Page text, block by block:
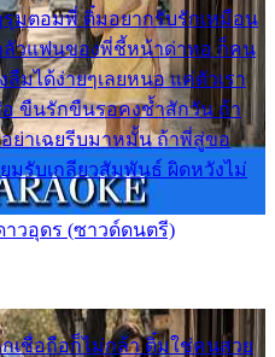
มตอมพี่ ติ๋มอยากรับรักเหมือน
ลัวแฟนของพี่ชี้หน้าด่าทอ ก็คน
มได้ง่ายๆเลยหนอ แค่ตัวเรา
ขืนรักขืนรอคงช้ำสักวัน ถ้า
ย่าเฉยรีบมาหมั้น ถ้าพี่สู่ขอ
มรับเกลียวสัมพันธ์ ผิดหวังไม่
วอุดร (ซาวด์ดนตรี)
เชื่อถือก็ไม่กล้า ติ๋มใช่คนสวย